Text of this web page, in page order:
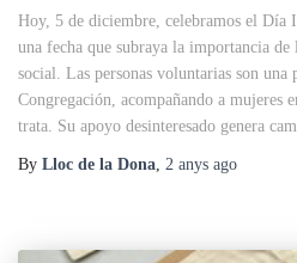
Hoy, 5 de diciembre, celebramos el Día
una fecha que subraya la importancia
social. Las personas voluntarias son una
Congregación, acompañando a mujeres
trata. Su apoyo desinteresado genera
By Lloc de la Dona 2 anys ago